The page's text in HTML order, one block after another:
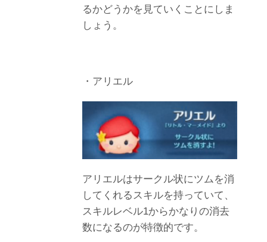
るかどうかを見ていくことにしま
しょう。
・アリエル
アリエルはサークル状にツムを消
してくれるスキルを持っていて、
スキルレベル1からかなりの消去
数になるのが特徴的です。